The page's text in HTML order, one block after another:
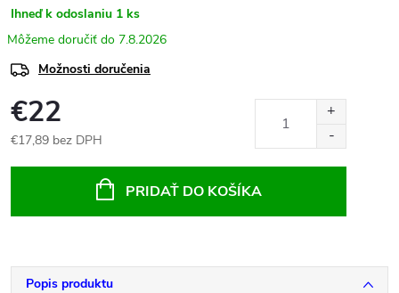
Ihneď k odoslaniu 1 ks
7.8.2026
Možnosti doručenia
€22
€17,89 bez DPH
PRIDAŤ DO KOŠÍKA
Popis produktu